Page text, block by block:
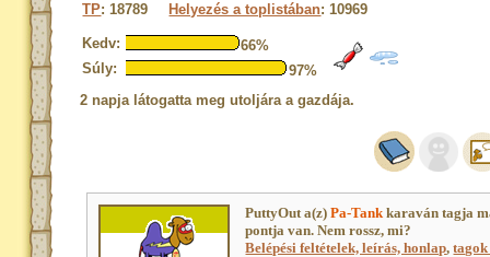
TP: 18789 Helyezés a toplistában: 10969
Kedv:
66%
Súly:
97%
2 napja látogatta meg utoljára a gazdája.
PuttyOut a(z)Pa-Tankkaraván tagja
pontja van. Nem rossz, mi?
Belépési feltételek, leírás, honlap,